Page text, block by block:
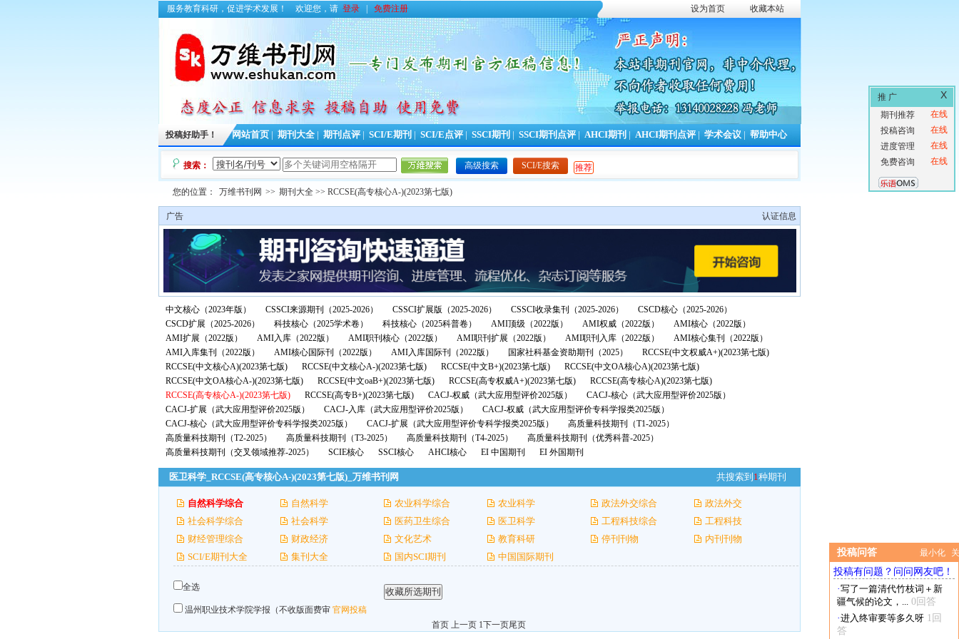
服务教育科研，促进学术发展！ 欢迎您，请 登录 免费注册 设为首页 收藏本站
投稿好助手！ 网站首页 期刊大全 期刊点评 SCI/E期刊 SCI/E点评 SSCI期刊 SSCI期刊点评 AHCI期刊 AHCI期刊点评 学术会议 帮助中心
搜索： 高级搜索 SCI/E搜索 推荐
投稿问答 最小化
投稿有问题？问问网友吧！
·写了一篇清代竹枝词＋新
疆气候的论文，... 0回答
·进入终审要等多久呀 1回
答
您的位置： 万维书刊网 >> 期刊大全 >> RCCSE(高专核心A-)(2023第七版)
认证信息
广告
中文核心（2023年版） CSSCI来源期刊（2025-2026） CSSCI扩展版（2025-2026） CSSCI收录集刊（2025-2026）
CSCD核心（2025-2026）
CSCD扩展（2025-2026）
科技核心（2025学术卷） 科技核心（2025科普卷） AMI顶级（2022版） AMI权威（2022版）
AMI核心（2022版）
AMI扩展（2022版）
AMI入库（2022版） AMI职刊核心（2022版） AMI职刊扩展（2022版） AMI职刊入库（2022版）
AMI核心集刊（2022版）
AMI入库集刊（2022版）
AMI核心国际刊（2022版） AMI入库国际刊（2022版） 国家社科基金资助期刊（2025）
RCCSE(中文权威A+)(2023第七版)
RCCSE(中文核心A)(2023第七版)
RCCSE(中文核心A-)(2023第七版) RCCSE(中文B+)(2023第七版)
RCCSE(中文OA核心A)(2023第七版)
RCCSE(中文OA核心A-)(2023第七版)
RCCSE(中文oaB+)(2023第七版) RCCSE(高专权威A+)(2023第七版)
RCCSE(高专核心A)(2023第七版)
RCCSE(高专核心A-)(2023第七版)
RCCSE(高专B+)(2023第七版) CACJ-权威（武大应用型评价2025版）
CACJ-核心（武大应用型评价2025版）
CACJ-扩展（武大应用型评价2025版）
CACJ-入库（武大应用型评价2025版）
CACJ-权威（武大应用型评价专科学报类2025版）
CACJ-核心（武大应用型评价专科学报类2025版）
CACJ-扩展（武大应用型评价专科学报类2025版）
高质量科技期刊（T1-2025）
高质量科技期刊（T2-2025）
高质量科技期刊（T3-2025） 高质量科技期刊（T4-2025）
高质量科技期刊（优秀科普-2025）
高质量科技期刊（交叉领域推荐-2025）
SCIE核心 SSCI核心 AHCI核心 EI 中国期刊 EI 外国期刊
医卫科学_RCCSE(高专核心A-)(2023第七版)_万维书刊网 共搜索到 1种期刊
自然科学综合 自然科学 农业科学综合 农业科学 政法外交综合
政法外交
社会科学综合
社会科学 医药卫生综合 医卫科学 工程科技综合
工程科技
财经管理综合
财政经济 文化艺术 教育科研 停刊刊物
内刊刊物
SCI/E期刊大全
集刊大全 国内SCI期刊 中国国际期刊
全选
温州职业技术学院学报（不收版面费审 官网投稿
首页 上一页 1下一页尾页
X
推 广
在线
期刊推荐
在线
投稿咨询
在线
进度管理
在线
免费咨询